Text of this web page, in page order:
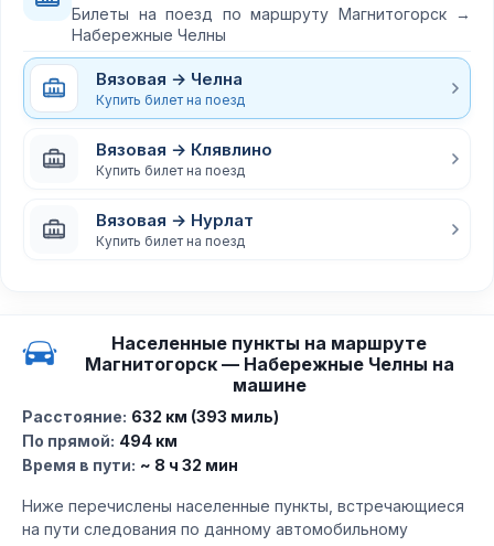
Билеты на поезд по маршруту Магнитогорск →
Набережные Челны
Вязовая → Челна
Купить билет на поезд
Вязовая → Клявлино
Купить билет на поезд
Вязовая → Нурлат
Купить билет на поезд
Населенные пункты на маршруте
Магнитогорск — Набережные Челны на
машине
Расстояние: 632 км (393 миль)
По прямой: 494 км
Время в пути: ~ 8 ч 32 мин
Ниже перечислены населенные пункты, встречающиеся
на пути следования по данному автомобильному